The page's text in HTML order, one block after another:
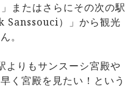
またはさらにその次の駅
Sanssouci）」から観光
。
よりもサンスーシ宮殿や
く宮殿を見たい！という